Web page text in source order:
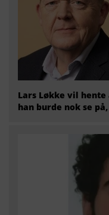
Lars Løkke vil
han burde nok se